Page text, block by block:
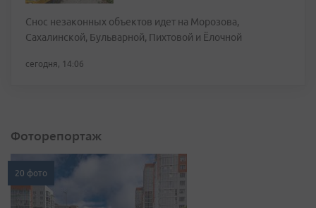
Снос незаконных объектов идет на Морозова,
Сахалинской, Бульварной, Пихтовой и Ёлочной
сегодня, 14:06
Фоторепортаж
20 фото